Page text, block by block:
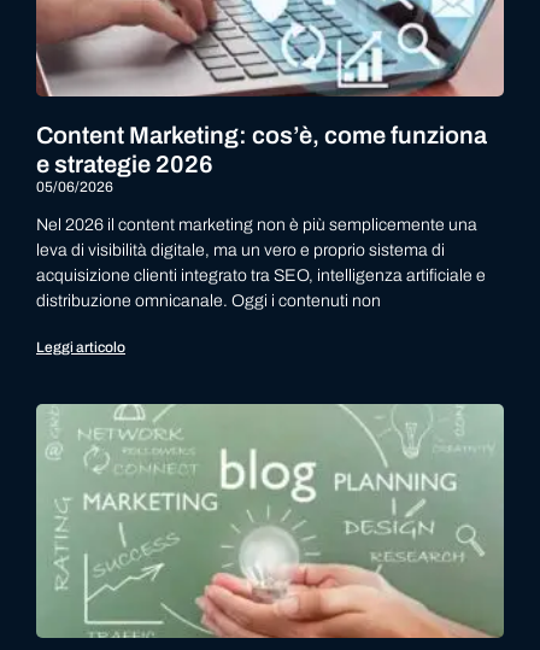
Content Marketing: cos’è, come funziona
e strategie 2026
05/06/2026
Nel 2026 il content marketing non è più semplicemente una
leva di visibilità digitale, ma un vero e proprio sistema di
acquisizione clienti integrato tra SEO, intelligenza artificiale e
distribuzione omnicanale. Oggi i contenuti non
Leggi articolo